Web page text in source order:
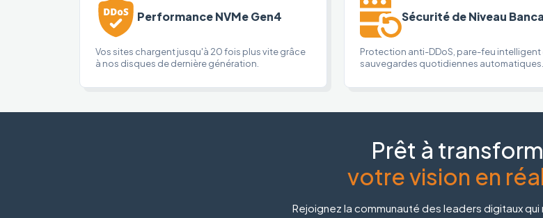
Performance NVMe Gen4
Vos sites chargent jusqu'à 20 fois plus vite grâce
à nos disques de dernière génération.
Sécurité de Niveau
Protection anti-DDoS, pare-feu intelligent
sauvegardes quotidiennes automatiques.
Prêt à
votre vision en
Rejoignez la communauté des leaders digitaux